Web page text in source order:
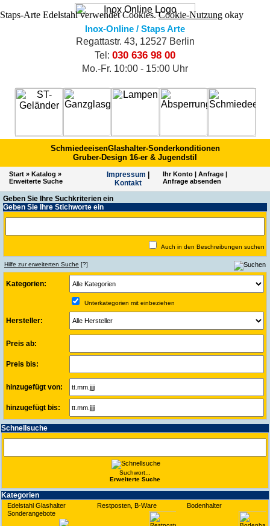
Staps-Arte Edelstahl verwendet Cookies.Cookie-Nutzung okay
Inox-Online / Staps Arte
Regattastr. 43, 12527 Berlin
Tel: 030 636 98 00
Mo.-Fr. 10:00 - 15:00 Uhr
SchmiedeeisenGlashalter-Sonderkonditionen
Gruber-Design 16-er & Jugendstil
Start » Katalog »
Erweiterte Suche
Impres­sum
Kontakt
Ihr Konto| Anfrage|
Anfrage absenden
Schnell­suche
Suchwort...
Erwei­terte Suche
Kate­gorien
Edelstahl Glashalter
Sonderangebote
Restposten, B-Ware Bodenhalter
Geben Sie Ihre Suchkriterien ein
Geben Sie Ihre Stichworte ein
Auch in den Beschreibungen suchen
Hilfe zur erweiterten Suche [?]
Kategorien:
Unterkategorien mit einbeziehen
Hersteller:
Preis ab:
Preis bis:
hinzugefügt von:
hinzugefügt bis: